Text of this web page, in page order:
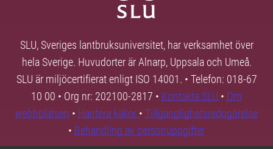
SLU, Sveriges lantbruksuniversitet, har verksamhet över
hela Sverige. Huvudorter är Alnarp, Uppsala och Umeå.
SLU är miljöcertifierat enligt ISO 14001. • Telefon: 018-67
10 00 • Org nr: 202100-2817 • Kontakta SLU • Om
webbplatsen • Hantera kakor • Tillgänglighetsredogörelse
• Behandling av personuppgifter